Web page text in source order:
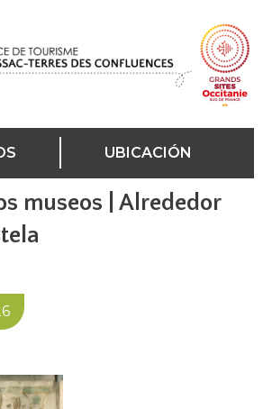
UBICACIÓN
museos | Alrededor